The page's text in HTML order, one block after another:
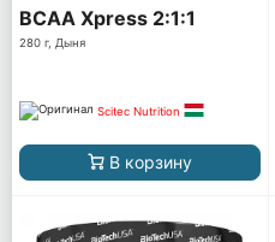
BCAA Xpress 2:1:1
280 г, Дыня
Scitec Nutrition
В корзину